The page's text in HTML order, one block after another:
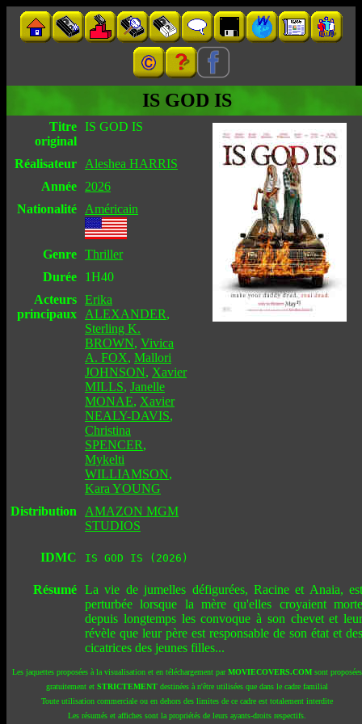
IS GOD IS
Titre
original
IS GOD IS
Réalisateur
Aleshea HARRIS
Année
2026
Nationalité
Américain
Genre Thriller
Durée
1H40
Acteurs
principaux
Erika
ALEXANDER,
Sterling K.
BROWN, Vivica
A. FOX, Mallori
JOHNSON, Xavier
MILLS, Janelle
MONAE, Xavier
NEALY-DAVIS,
Christina
SPENCER,
Mykelti
WILLIAMSON,
Kara YOUNG
Distribution
AMAZON MGM
STUDIOS
IDMC IS GOD IS (2026)
Résumé La vie de jumelles défigurées, Racine et Anaia, est
perturbée lorsque la mère qu'elles croyaient morte
depuis longtemps les convoque à son chevet et leur
révèle que leur père est responsable de son état et des
cicatrices des jeunes filles...
Les jaquettes proposées à la visualisation et en téléchargement parMOVIECOVERS.COMsont proposées
gratuitement et STRICTEMENTdestinées à n'être utilisées que dans le cadre familial
Toute utilisation commerciale ou en dehors des limites de ce cadre est totalement interdite
Les résumés et affiches sont la propriétés de leurs ayants-droits respectifs.